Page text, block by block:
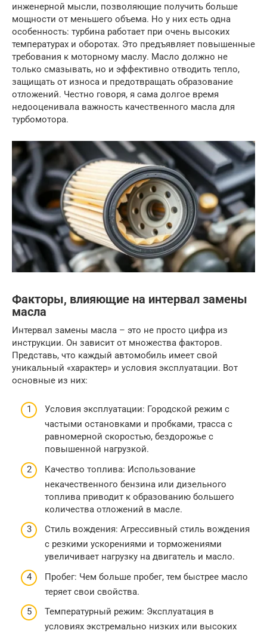
инженерной мысли, позволяющие получить больше
мощности от меньшего объема. Но у них есть одна
особенность: турбина работает при очень высоких
температурах и оборотах. Это предъявляет повышенные
требования к моторному маслу. Масло должно не
только смазывать, но и эффективно отводить тепло,
защищать от износа и предотвращать образование
отложений. Честно говоря, я сама долгое время
недооценивала важность качественного масла для
турбомотора.
Факторы, влияющие на интервал замены
масла
Интервал замены масла – это не просто цифра из
инструкции. Он зависит от множества факторов.
Представь, что каждый автомобиль имеет свой
уникальный «характер» и условия эксплуатации. Вот
основные из них:
Условия эксплуатации: Городской режим с
частыми остановками и пробками, трасса с
равномерной скоростью, бездорожье с
повышенной нагрузкой.
Качество топлива: Использование
некачественного бензина или дизельного
топлива приводит к образованию большего
количества отложений в масле.
Стиль вождения: Агрессивный стиль вождения
с резкими ускорениями и торможениями
увеличивает нагрузку на двигатель и масло.
Пробег: Чем больше пробег, тем быстрее масло
теряет свои свойства.
Температурный режим: Эксплуатация в
условиях экстремально низких или высоких